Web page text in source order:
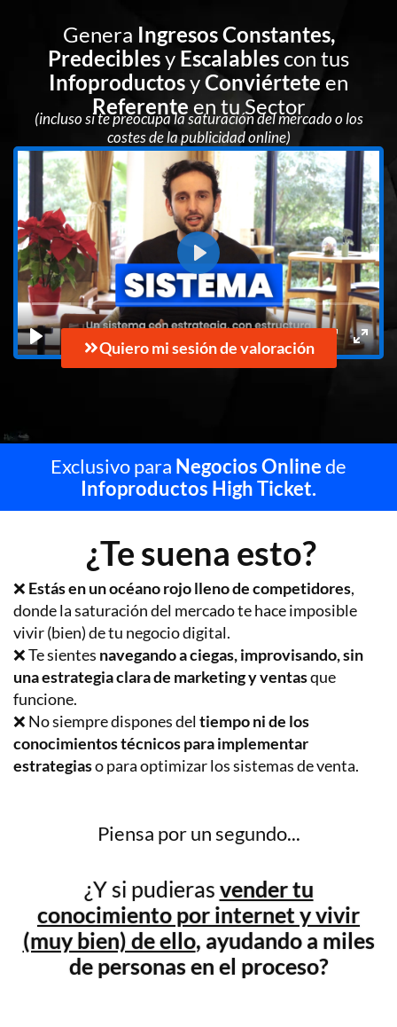
contenido
Genera IngresosConstantes,
Predeciblesy Escalables con tus
InfoproductosyConviértete en
Referente en tu Sector
(incluso si te preocupa la saturación del mercado o los
costes de la publicidad online)
Quiero mi sesión de valoración
Exclusivo para Negocios Onlinede
Infoproductos High Ticket.
¿Te suena esto?
❌ Estás en un océano rojo lleno de competidores,
donde la saturación del mercado te hace imposible
vivir (bien) de tu negocio digital.
❌ Te sientes navegando a ciegas, improvisando, sin
una estrategia clara de marketing y ventasque
funcione.
❌ No siempre dispones del tiempo ni de los
conocimientos técnicos para implementar
estrategiaso para optimizar los sistemas de venta.
Piensa por un segundo...
¿Y si pudieras vender tu
conocimiento por internet y vivir
(muy bien) de ello, ayudando a miles
de personas en el proceso?